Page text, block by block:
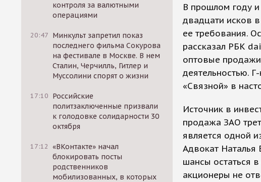
контроля за валютными
операциями
20:47 Минкульт запретил показ
последнего фильма Сокурова
на фестивале в Москве. В нем
Сталин, Черчилль, Гитлер и
Муссолини спорят о жизни
17:10 Российские
политзаключенные призвали
к голодовке солидарности 30
октября
17:12 «ВКонтакте» начал
блокировать посты
родственников
мобилизованных, в которых
В прошлом году
двадцати исков
ее требования.
рассказал РБК
оптовые
деятельностью.
«Связной» в
Источник в
продажа ЗАО
является одной
Адвокат Наталья
шансы остаться
акционеры не